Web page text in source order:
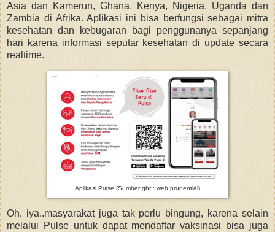
Asia dan Kamerun, Ghana, Kenya, Nigeria, Uganda dan
Zambia di Afrika. Aplikasi ini bisa berfungsi sebagai mitra
kesehatan dan kebugaran bagi penggunanya sepanjang
hari karena informasi seputar kesehatan di update secara
realtime.
Aplikasi Pulse (Sumber gbr : web prudential)
Oh, iya..masyarakat juga tak perlu bingung, karena selain
melalui Pulse untuk dapat mendaftar vaksinasi bisa juga